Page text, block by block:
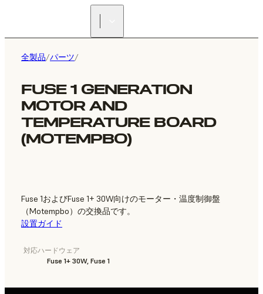
全製品/パーツ/
FUSE 1 GENERATION
MOTOR AND
TEMPERATURE BOARD
(MOTEMPBO)
Fuse 1およびFuse 1+ 30W向けのモーター・温度制御盤
（Motempbo）の交換品です。
設置ガイド
対応ハードウェア
Fuse 1+ 30W, Fuse 1